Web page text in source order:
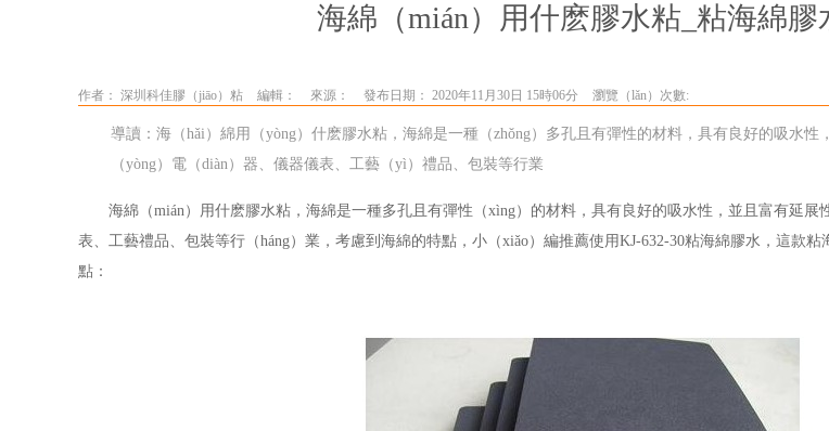
海綿（mián）用什麽膠水粘_粘海綿膠
作者： 深圳科佳膠（jiāo）粘 編輯： 來源： 發布日期： 2020年11月30日 15時06分 瀏覽（lǎn）次數:
導讀：海（hǎi）綿用（yòng）什麽膠水粘，海綿是一種（zhǒng）多孔且有彈性的材料，具有良好的吸水性
（yòng）電（diàn）器、儀器儀表、工藝（yì）禮品、包裝等行業
海綿（mián）用什麽膠水粘，海綿是一種多孔且有彈性（xìng）的材料，具有良好的吸水性，並且富有延展
表、工藝禮品、包裝等行（háng）業，考慮到海綿的特點， 小（xiǎo）編推薦使用KJ-632-30粘海綿膠水，這款
點：